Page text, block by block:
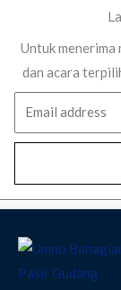
Untuk menerima
dan acara